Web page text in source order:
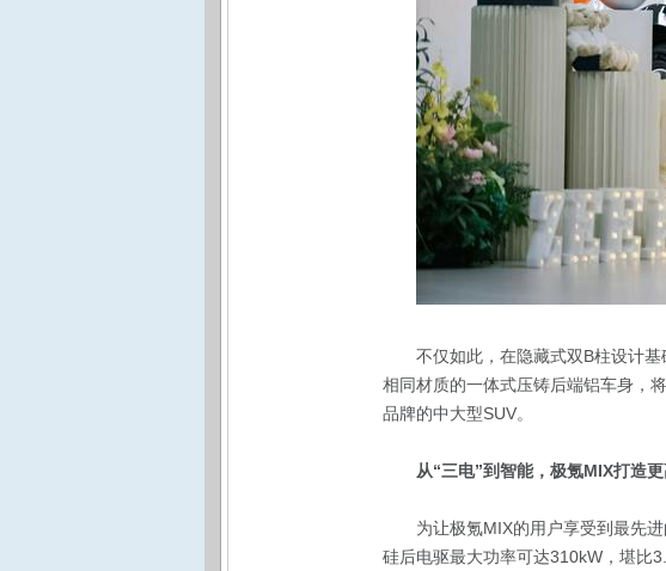
不仅如此，在隐藏式双B柱设计
相同材质的一体式压铸后端铝车身，
品牌的中大型SUV。
从“三电”到智能，极氪MIX打造
为让极氪MIX的用户享受到最先
硅后电驱最大功率可达310kW，堪比